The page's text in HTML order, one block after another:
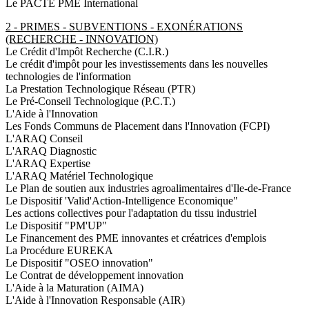
Le PACTE PME International
2 - PRIMES - SUBVENTIONS - EXONÉRATIONS
(RECHERCHE - INNOVATION)
Le Crédit d'Impôt Recherche (C.I.R.)
Le crédit d'impôt pour les investissements dans les nouvelles
technologies de l'information
La Prestation Technologique Réseau (PTR)
Le Pré-Conseil Technologique (P.C.T.)
L'Aide à l'Innovation
Les Fonds Communs de Placement dans l'Innovation (FCPI)
L'ARAQ Conseil
L'ARAQ Diagnostic
L'ARAQ Expertise
L'ARAQ Matériel Technologique
Le Plan de soutien aux industries agroalimentaires d'Ile-de-France
Le Dispositif 'Valid'Action-Intelligence Economique"
Les actions collectives pour l'adaptation du tissu industriel
Le Dispositif "PM'UP"
Le Financement des PME innovantes et créatrices d'emplois
La Procédure EUREKA
Le Dispositif "OSEO innovation"
Le Contrat de développement innovation
L'Aide à la Maturation (AIMA)
L'Aide à l'Innovation Responsable (AIR)